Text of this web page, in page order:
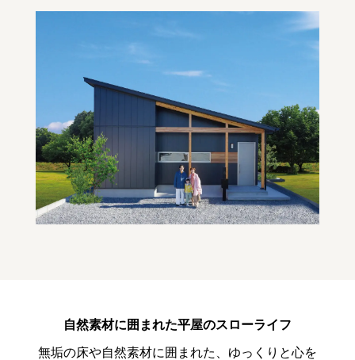
自然素材に囲まれた平屋のスローライフ
無垢の床や自然素材に囲まれた、ゆっくりと心を